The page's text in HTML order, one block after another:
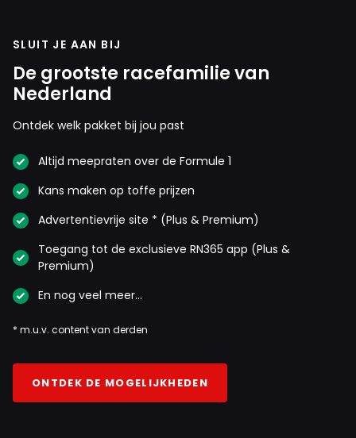
SLUIT JE AAN BIJ
De grootste racefamilie van
Nederland
Ontdek welk pakket bij jou past
Altijd meepraten over de Formule 1
Kans maken op toffe prijzen
Advertentievrije site * (Plus & Premium)
Toegang tot de exclusieve RN365 app (Plus &
Premium)
En nog veel meer…
* m.u.v. content van derden
ONTDEK DE MOGELIJKHEDEN